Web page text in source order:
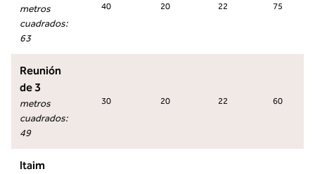
metros
cuadrados:
63
40 20 22 75
Reunión
de 3
metros
cuadrados:
49
30 20 22 60
Itaim